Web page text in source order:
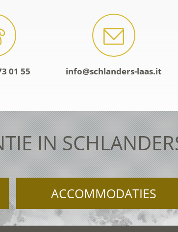
01 55 info@schlanders-laas.it
IN
ACCOMMODATIES